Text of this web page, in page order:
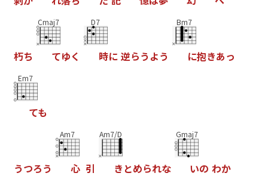
朽ち
Cmaj7
てゆく
D7
時に 逆らう よう
Bm7
に抱きあっ
Em7
ても
うつろう
Am7
心 引
Am7/D
き とめられな
Gmaj7
いの わか